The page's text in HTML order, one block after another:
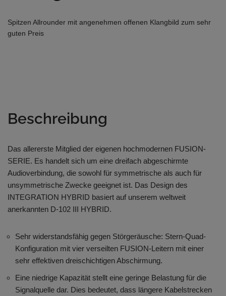
Spitzen Allrounder mit angenehmen offenen Klangbild zum sehr
guten Preis
Beschreibung
Das allererste Mitglied der eigenen hochmodernen FUSION-
SERIE. Es handelt sich um eine dreifach abgeschirmte
Audioverbindung, die sowohl für symmetrische als auch für
unsymmetrische Zwecke geeignet ist. Das Design des
INTEGRATION HYBRID basiert auf unserem weltweit
anerkannten D-102 III HYBRID.
Sehr widerstandsfähig gegen Störgeräusche: Stern-Quad-
Konfiguration mit vier verseilten FUSION-Leitern mit einer
sehr effektiven dreischichtigen Abschirmung.
Eine niedrige Kapazität stellt eine geringe Belastung für die
Signalquelle dar. Dies bedeutet, dass längere Kabelstrecken